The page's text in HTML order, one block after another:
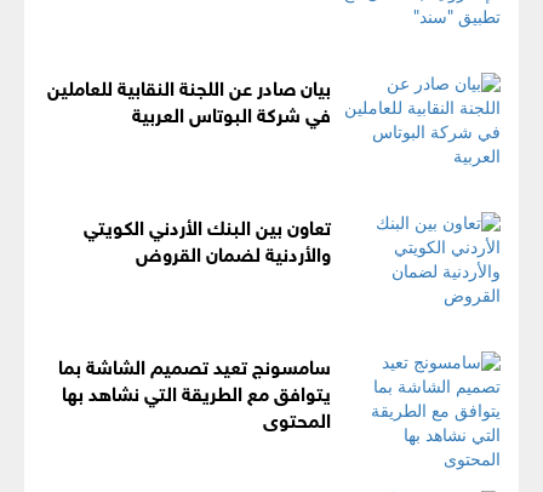
بيان صادر عن اللجنة النقابية للعاملين
في شركة البوتاس العربية
تعاون بين البنك الأردني الكويتي
والأردنية لضمان القروض
سامسونج تعيد تصميم الشاشة بما
يتوافق مع الطريقة التي نشاهد بها
المحتوى